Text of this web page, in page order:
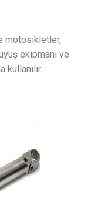
motosikletler,
ekipmanı ve